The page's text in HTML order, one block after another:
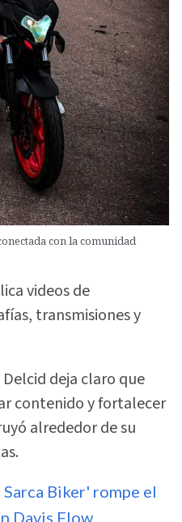
con la comunidad
videos de
transmisiones y
deja claro que
contenido y fortalecer
alrededor de su
Biker' rompe el
Davis Flow